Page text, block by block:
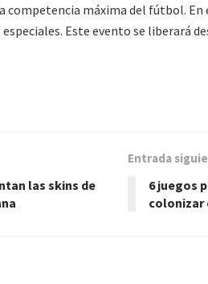
competencia máxima del fútbol.
Este evento se liberará
las skins de
Entrada
6 juegos
colonizar